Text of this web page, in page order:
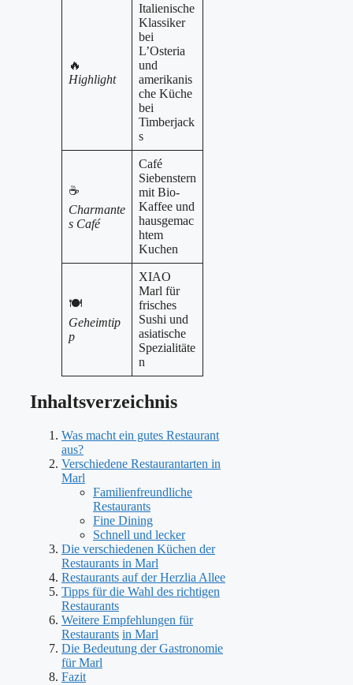
🔥
Highlight
Italienische
Klassiker
bei
L’Osteria
und
amerikanis
che Küche
bei
Timberjack
s
☕
Charmante
s Café
Café
Siebenstern
mit Bio-
Kaffee und
hausgemac
htem
Kuchen
🍽️
Geheimtip
p
XIAO
Marl für
frisches
Sushi und
asiatische
Spezialitäte
n
Inhaltsverzeichnis
Was macht ein gutes Restaurant
aus?
Verschiedene Restaurantarten in
Marl
Familienfreundliche
Restaurants
Fine Dining
Schnell und lecker
Die verschiedenen Küchen der
Restaurants in Marl
Restaurants auf der Herzlia Allee
Tipps für die Wahl des richtigen
Restaurants
Weitere Empfehlungen für
Restaurants in Marl
Die Bedeutung der Gastronomie
für Marl
Fazit